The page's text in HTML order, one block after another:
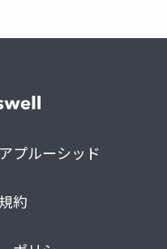
プルーシッド
約